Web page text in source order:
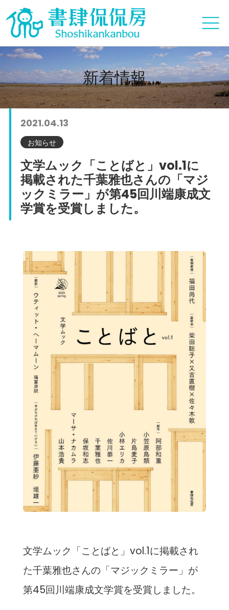
新着情報
2021.04.13
お知らせ
文学ムック「ことばと」vol.1に
掲載された千葉雅也さんの「マジ
ックミラー」が第45回川端康成文
学賞を受賞しました。
文学ムック「ことばと」vol.1に掲載され
た千葉雅也さんの「マジックミラー」が
第45回川端康成文学賞を受賞しました。